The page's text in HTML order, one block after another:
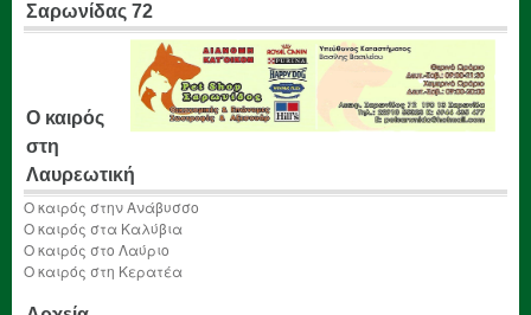
Σαρωνίδας 72
Ο καιρός
στη
Λαυρεωτική
Ο καιρός στην Ανάβυσσο
Ο καιρός στα Καλύβια
Ο καιρός στο Λαύριο
Ο καιρός στη Κερατέα